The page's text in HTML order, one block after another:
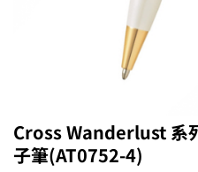
Cross Wanderlust 系
子筆(AT0752-4)